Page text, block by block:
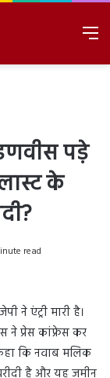
पड़े
के
read
ने एंट्री मारी है।
ने प्रेस कांफ्रेस कर
कि नवाब मलिक